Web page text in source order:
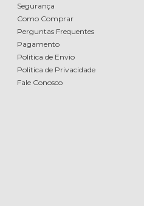
Segurança
Como Comprar
Perguntas Frequentes
Pagamento
Politica de Envio
Politica de Privacidade
Fale Conosco